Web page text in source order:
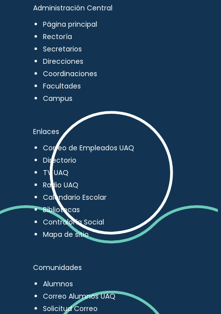
Administración Central
Página principal
Rectoría
Secretarios
Direcciones
Coordinaciones
Facultades
Campus
Enlaces
Correo de Empleados UAQ
Directorio
TV UAQ
Radio UAQ
Calendario Escolar
Bibliotecas
Contraloría Social
Mapa de sitio
Comunidades
Alumnos
Correo Alumnos UAQ
Solicitud Correo